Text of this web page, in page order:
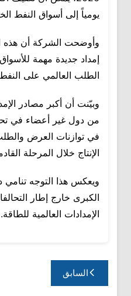
يومياً إلى أسواق النفط
وأوضحت الشركة أن هذه
إمداد جديدة مهمة
الطلب العالمي على
وبيّنت أن أكبر مصادر
من دول غير أعضاء في
في توازنات العرض
الإنتاج خلال المرحلة
ويعكس هذا التوجه تنامي
الكبرى خارج إطار
الإمدادات العالمية للطاقة.
تصفّح
المقالات
السابق